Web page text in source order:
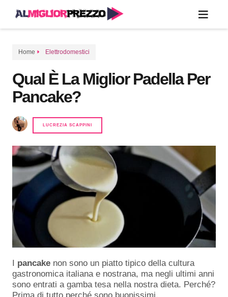
Home Elettrodomestici
Qual È La Miglior Padella Per
Pancake?
LUCREZIA SCAPPINI
I pancake non sono un piatto tipico della cultura
gastronomica italiana e nostrana, ma negli ultimi anni
sono entrati a gamba tesa nella nostra dieta. Perché?
Prima di tutto perché sono buonissimi,